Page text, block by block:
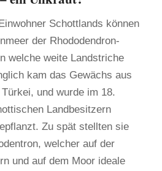
Schottlands können
der Rhododendron-
welche weite Landstriche
kam das Gewächs aus
und wurde im 18.
Landbesitzern
Zu spät stellten sie
welcher auf der
und auf dem Moor ideale